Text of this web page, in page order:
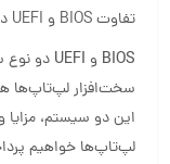
تفاوت BIOS و UEFI در لپ‌تاپ: راهنمای کامل برای کاربران
BIOS و UEFI دو نوع
سخت‌افزار لپ‌تاپ‌ها
این دو سیستم، مزایا
لپ‌تاپ‌ها خواهیم